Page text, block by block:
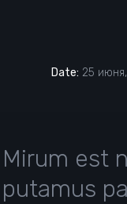
Date: 25
Mirum est
putamus